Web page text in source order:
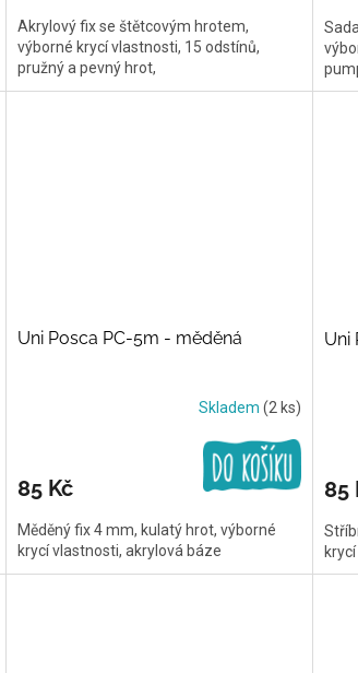
Akrylový fix se štětcovým hrotem,
výborné krycí vlastnosti, 15 odstínů,
pružný a pevný hrot,
Uni Posca PC-5m - měděná
Skladem (2 ks)
85 Kč
Měděný fix 4 mm, kulatý hrot, výborné
krycí vlastnosti, akrylová báze
Uni
85